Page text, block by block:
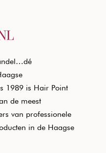
1989 is Hair Point
de meest
van professionele
in de Haagse